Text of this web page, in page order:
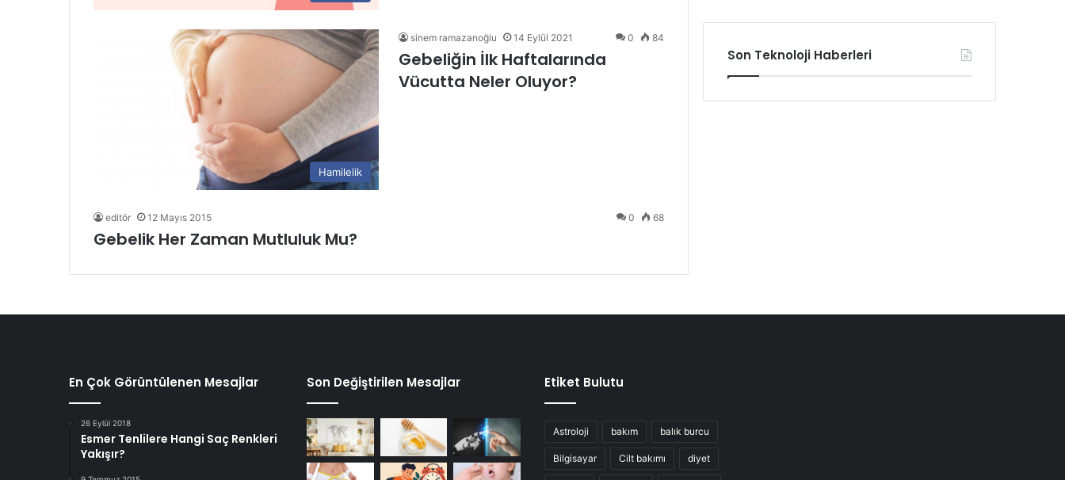
Hamilelik
sinem ramazanoğlu 14 Eylül 2021 0 84
Gebeliğin İlk Haftalarında
Vücutta Neler Oluyor?
editör 12 Mayıs 2015 0 68
Gebelik Her Zaman Mutluluk Mu?
Son Teknoloji Haberleri
En Çok Görüntülenen Mesajlar
26 Eylül 2018
Esmer Tenlilere Hangi Saç Renkleri
Yakışır?
Son Değiştirilen Mesajlar Etiket Bulutu
Astroloji bakım balık burcu
Bilgisayar Cilt bakımı diyet